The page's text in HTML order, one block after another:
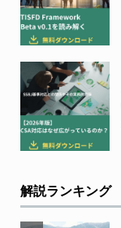
解説ランキング